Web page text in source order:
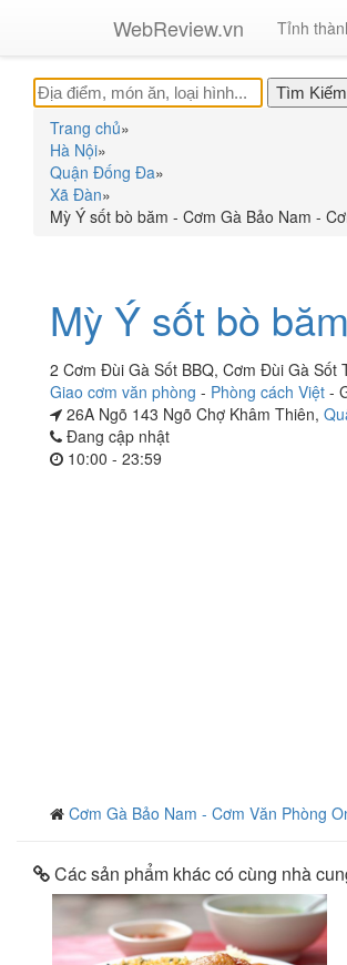
WebReview.vn Tỉnh
Trang chủ»
Hà Nội»
Quận Đống Đa»
Xã Đàn»
Mỳ Ý sốt bò băm - Cơm Gà Bảo Nam -
Mỳ Ý sốt bò
2 Cơm Đùi Gà Sốt BBQ, Cơm Đùi Gà Sốt
Giao cơm văn phòng - Phòng cách Việt -
26A Ngõ 143 Ngõ Chợ Khâm Thiên,
Đang cập nhật
10:00 - 23:59
Cơm Gà Bảo Nam - Cơm Văn Phòng
Các sản phẩm khác có cùng nhà